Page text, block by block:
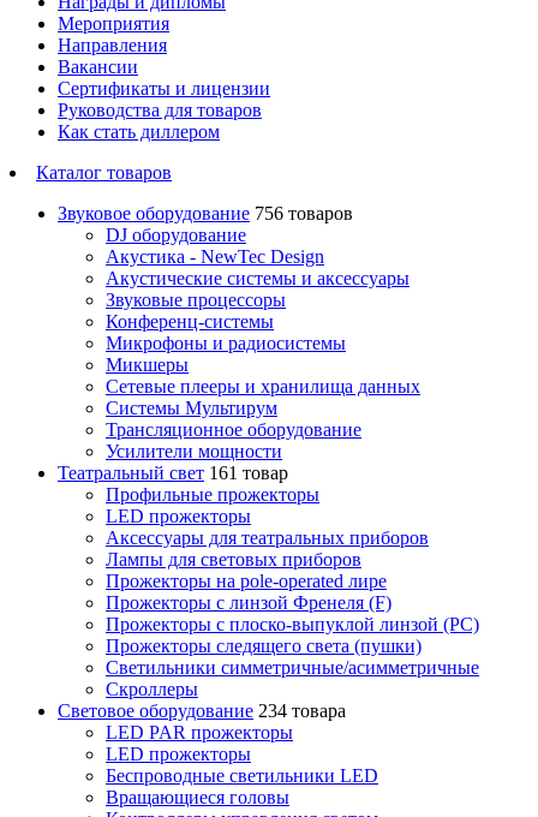
Мероприятия
Направления
Вакансии
Сертификаты и лицензии
Руководства для товаров
Как стать диллером
Каталог товаров
Звуковое оборудование 756 товаров
DJ оборудование
Акустика - NewTec Design
Акустические системы и аксессуары
Звуковые процессоры
Конференц-системы
Микрофоны и радиосистемы
Микшеры
Сетевые плееры и хранилища данных
Системы Мультирум
Трансляционное оборудование
Усилители мощности
Театральный свет 161 товар
Профильные прожекторы
LED прожекторы
Аксессуары для театральных приборов
Лампы для световых приборов
Прожекторы на pole-operated лире
Прожекторы с линзой Френеля (F)
Прожекторы с плоско-выпуклой линзой (PC)
Прожекторы следящего света (пушки)
Светильники симметричные/асимметричные
Скроллеры
Световое оборудование 234 товара
LED PAR прожекторы
LED прожекторы
Беспроводные светильники LED
Вращающиеся головы